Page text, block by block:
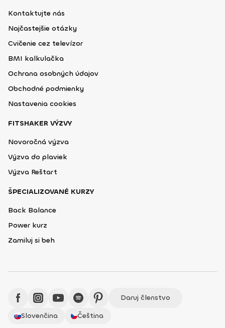
Kontaktujte nás
Najčastejšie otázky
Cvičenie cez televízor
BMI kalkulačka
Ochrana osobných údajov
Obchodné podmienky
Nastavenia cookies
FITSHAKER VÝZVY
Novoročná výzva
Výzva do plaviek
Výzva Reštart
ŠPECIALIZOVANÉ KURZY
Back Balance
Power kurz
Zamiluj si beh
Daruj členstvo
Slovenčina
Čeština